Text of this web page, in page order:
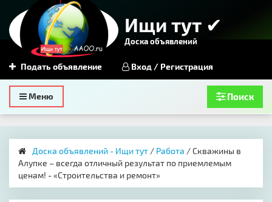
Ищи тут ✔
Доска объявлений
Подать объявление Вход / Регистрация
Toggle
navigation
Меню Поиск
Доска объявлений - Ищи тут / Работа / Скважины в
Алупке – всегда отличный результат по приемлемым
ценам! - «Строительства и ремонт»